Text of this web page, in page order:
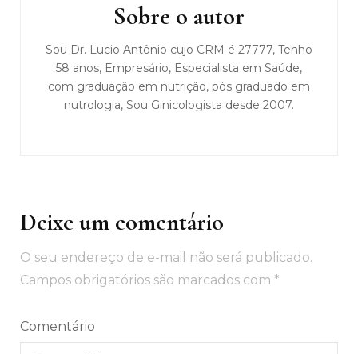
Sobre o autor
Sou Dr. Lucio Antônio cujo CRM é 27777, Tenho
58 anos, Empresário, Especialista em Saúde,
com graduação em nutrição, pós graduado em
nutrologia, Sou Ginicologista desde 2007.
Deixe um comentário
O seu endereço de e-mail não será publicado.
Campos obrigatórios são marcados com *
Comentário